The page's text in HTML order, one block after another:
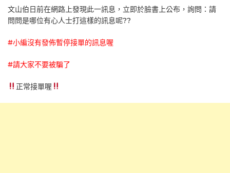
文山伯日前在網路上發現此一訊息，立即於臉書上公布，詢問：請
問問是哪位有心人士打這樣的訊息呢??
#小編沒有發佈暫停接單的訊息喔
#請大家不要被騙了
正常接單喔